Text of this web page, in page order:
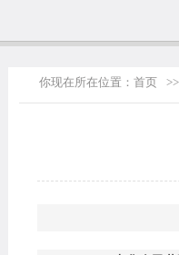
你现在所在位置： 首页 >>